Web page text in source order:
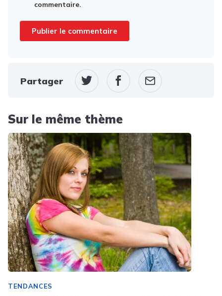
commentaire.
Partager
Sur le même thème
TENDANCES